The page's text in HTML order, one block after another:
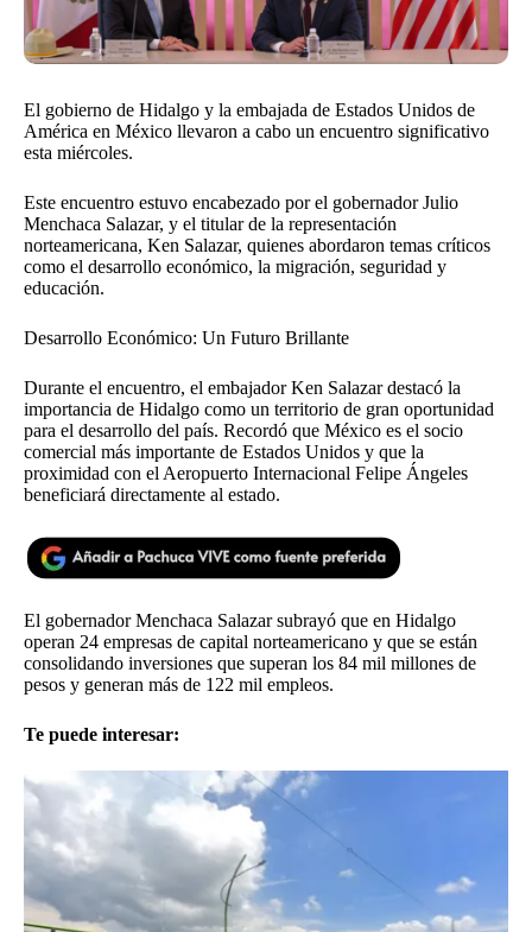
El gobierno de Hidalgo y la embajada de Estados Unidos de
América en México llevaron a cabo un encuentro significativo
esta miércoles.
Este encuentro estuvo encabezado por el gobernador Julio
Menchaca Salazar, y el titular de la representación
norteamericana, Ken Salazar, quienes abordaron temas críticos
como el desarrollo económico, la migración, seguridad y
educación.
Desarrollo Económico: Un Futuro Brillante
Durante el encuentro, el embajador Ken Salazar destacó la
importancia de Hidalgo como un territorio de gran oportunidad
para el desarrollo del país. Recordó que México es el socio
comercial más importante de Estados Unidos y que la
proximidad con el Aeropuerto Internacional Felipe Ángeles
beneficiará directamente al estado.
El gobernador Menchaca Salazar subrayó que en Hidalgo
operan 24 empresas de capital norteamericano y que se están
consolidando inversiones que superan los 84 mil millones de
pesos y generan más de 122 mil empleos.
Te puede interesar: